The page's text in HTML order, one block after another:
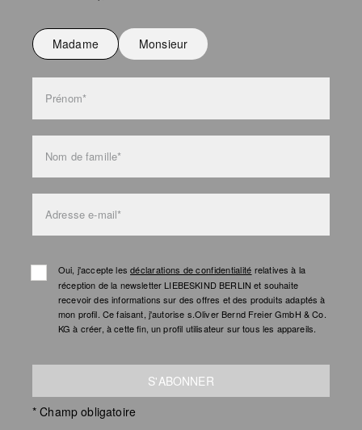
Madame Monsieur
Prénom*
Nom de famille*
Adresse e-mail*
Oui, j'accepte lesdéclarations de confidentialité relatives à la
réception de la newsletter LIEBESKIND BERLIN et souhaite
recevoir des informations sur des offres et des produits adaptés à
mon profil. Ce faisant, j'autorise s.Oliver Bernd Freier GmbH & Co.
KG à créer, à cette fin, un profil utilisateur sur tous les appareils.
S'ABONNER
* Champ obligatoire